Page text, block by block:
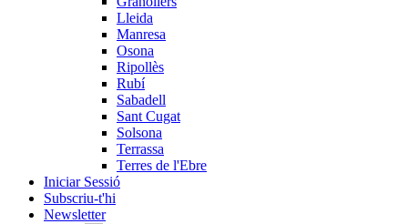
Lleida
Manresa
Osona
Ripollès
Rubí
Sabadell
Sant Cugat
Solsona
Terrassa
Terres de l'Ebre
Iniciar Sessió
Subscriu-t'hi
Newsletter